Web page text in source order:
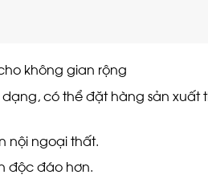
không gian rộng
có thể đặt hàng sản xuất
nội ngoại thất.
độc đáo hơn.